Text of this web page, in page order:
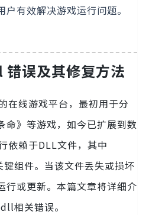
有效解决游戏运行问题。
误及其修复方法
在线游戏平台，最初用于分
命》等游戏，如今已扩展到数
依赖于DLL文件，其中
组件。当该文件丢失或损坏
行或更新。本篇文章将详细介
相关错误。